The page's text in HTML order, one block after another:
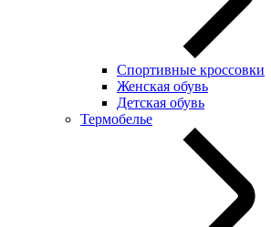
Спортивные кроссовки
Женская обувь
Детская обувь
Термобелье